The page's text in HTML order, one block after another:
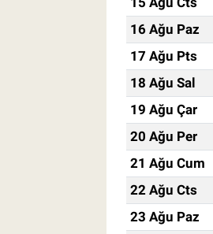
16 Ağu Paz
17 Ağu Pts
18 Ağu Sal
19 Ağu Çar
20 Ağu Per
21 Ağu Cum
22 Ağu Cts
23 Ağu Paz